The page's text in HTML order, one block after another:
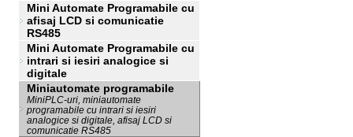
Mini Automate Programabile cu
afisaj LCD si comunicatie
RS485
Mini Automate Programabile cu
intrari si iesiri analogice si
digitale
Miniautomate programabile
MiniPLC-uri, miniautomate
programabile cu intrari si iesiri
analogice si digitale, afisaj LCD si
comunicatie RS485